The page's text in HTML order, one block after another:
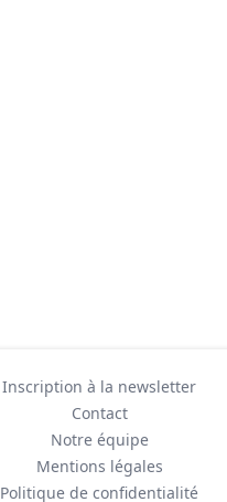
Inscription à la newsletter
Contact
Notre équipe
Mentions légales
Politique de confidentialité